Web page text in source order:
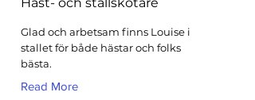
Glad och arbetsam finns Louise i
stallet för både hästar och folks
bästa.
Read More